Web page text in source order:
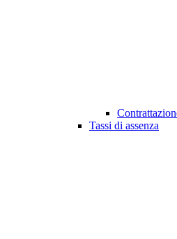
Tassi di assenza